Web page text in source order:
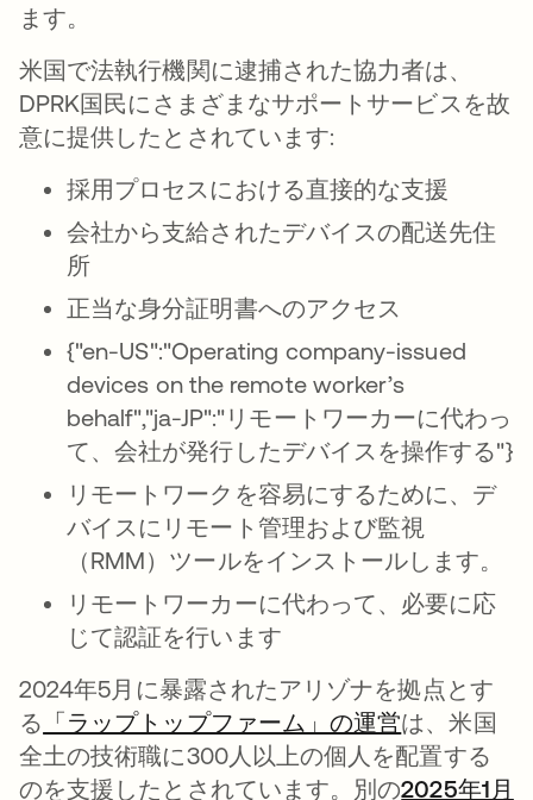
ます。
米国で法執行機関に逮捕された協力者は、
DPRK国民にさまざまなサポートサービスを故
意に提供したとされています:
採用プロセスにおける直接的な支援
会社から支給されたデバイスの配送先住
所
正当な身分証明書へのアクセス
{"en-US":"Operating company-issued
devices on the remote worker’s
behalf","ja-JP":"リモートワーカーに代わっ
て、会社が発行したデバイスを操作する"}
リモートワークを容易にするために、デ
バイスにリモート管理および監視
（RMM）ツールをインストールします。
リモートワーカーに代わって、必要に応
じて認証を行います
2024年5月に暴露されたアリゾナを拠点とす
る 「ラップトップファーム」の運営は、米国
全土の技術職に300人以上の個人を配置する
のを支援したとされています。別の2025年1月